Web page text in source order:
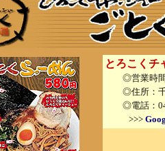
とろこく
◎営業時間
◎住所：千
◎電話：
>>>